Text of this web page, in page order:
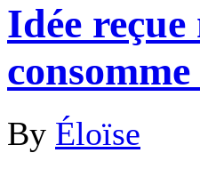
Idée
By Éloïse